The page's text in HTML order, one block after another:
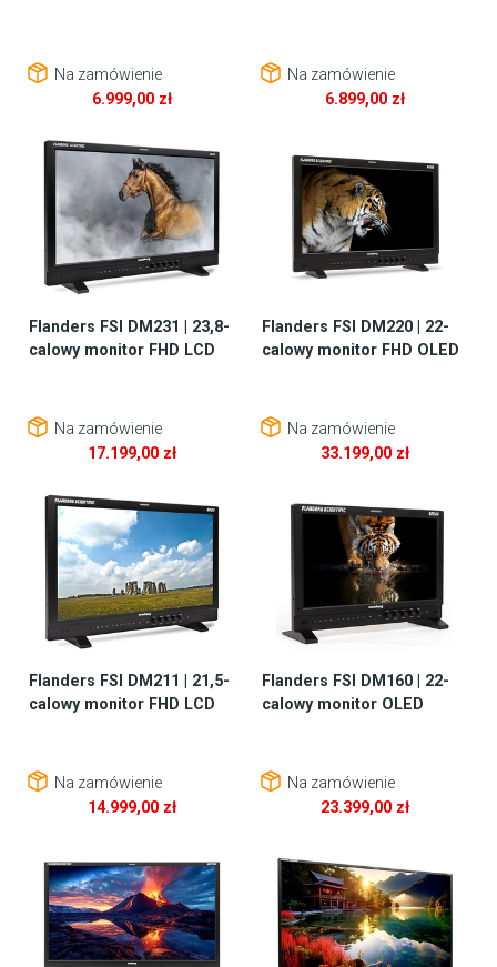
Na zamówienie
6.999,00 zł
Na zamówienie
6.899,00 zł
Flanders FSI DM231 | 23,8-
calowy monitor FHD LCD
Na zamówienie
17.199,00 zł
Flanders FSI DM220 | 22-
calowy monitor FHD OLED
Na zamówienie
33.199,00 zł
Flanders FSI DM211 | 21,5-
calowy monitor FHD LCD
Na zamówienie
14.999,00 zł
Flanders FSI DM160 | 22-
calowy monitor OLED
Na zamówienie
23.399,00 zł